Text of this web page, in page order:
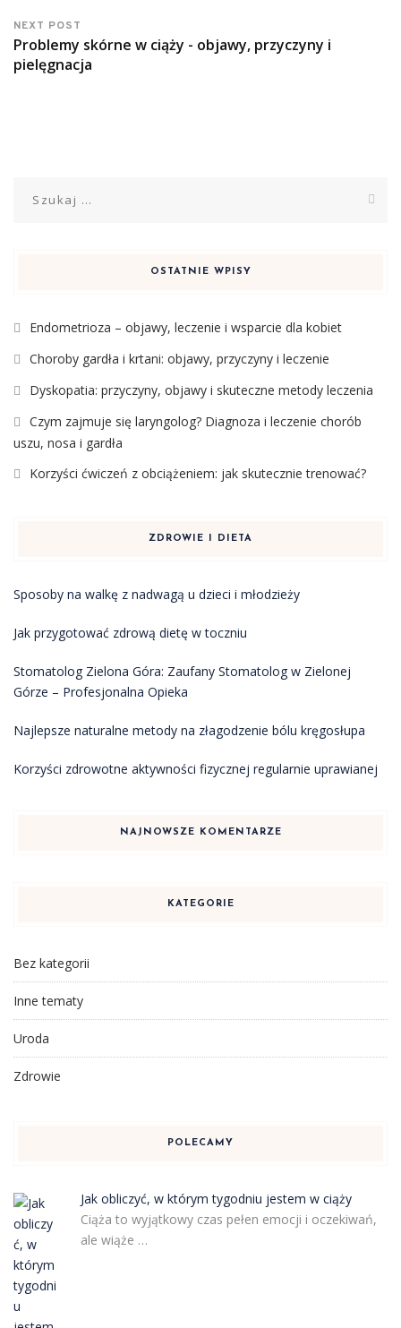
NEXT POST
Problemy skórne w ciąży - objawy, przyczyny i
pielęgnacja
OSTATNIE WPISY
Endometrioza – objawy, leczenie i wsparcie dla kobiet
Choroby gardła i krtani: objawy, przyczyny i leczenie
Dyskopatia: przyczyny, objawy i skuteczne metody leczenia
Czym zajmuje się laryngolog? Diagnoza i leczenie chorób
uszu, nosa i gardła
Korzyści ćwiczeń z obciążeniem: jak skutecznie trenować?
ZDROWIE I DIETA
Sposoby na walkę z nadwagą u dzieci i młodzieży
Jak przygotować zdrową dietę w toczniu
Stomatolog Zielona Góra: Zaufany Stomatolog w Zielonej
Górze – Profesjonalna Opieka
Najlepsze naturalne metody na złagodzenie bólu kręgosłupa
Korzyści zdrowotne aktywności fizycznej regularnie uprawianej
NAJNOWSZE KOMENTARZE
KATEGORIE
Bez kategorii
Inne tematy
Uroda
Zdrowie
POLECAMY
Jak obliczyć, w którym tygodniu jestem w ciąży
Ciąża to wyjątkowy czas pełen emocji i oczekiwań,
ale wiąże …